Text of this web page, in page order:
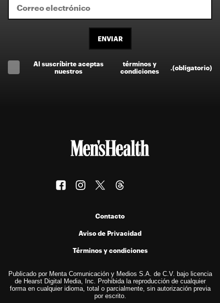
ENVIAR
Al suscríbirte aceptas
nuestros
términos y
condiciones
(obligatorio)
Contacto
Aviso de Privacidad
Términos y condiciones
Publicado por Menta Comunicación y Medios S.A. de C.V. bajo licencia
de Hearst Digital Media, Inc. Prohibida la reproducción de cualquier
forma en cualquier idioma, total o parcialmente, sin autorización previa
por escrito.